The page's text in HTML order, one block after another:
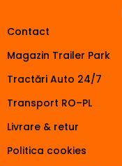
Contact
Magazin Trailer Park
Tractări Auto 24/7
Transport RO–PL
Livrare & retur
Politica cookies